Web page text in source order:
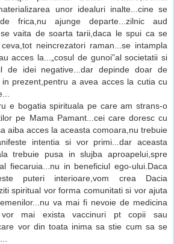
unor idealuri inalte...cine se
frica,nu ajunge departe...zilnic aud
vaita de soarta tarii,daca le spui ca se
neincrezatori raman...se intampla
acces la...„cosul de gunoi”al societatii si
de idei negative...dar depinde doar de
prezent,pentru a avea acces la cutia cu
e bogatia spirituala pe care am strans-o
pe Mama Pamant...cei care doresc cu
aiba acces la aceasta comoara,nu trebuie
intentia si vor primi...dar aceasta
trebuie pusa in slujba aproapelui,spre
fiecaruia...nu in beneficiul ego-ului.Daca
puteri interioare,vom crea Dacia
spiritual vor forma comunitati si vor ajuta
va mai fi nevoie de medicina
vor mai exista vaccinuri pt copii sau
vor din toata inima sa stie cum sa se